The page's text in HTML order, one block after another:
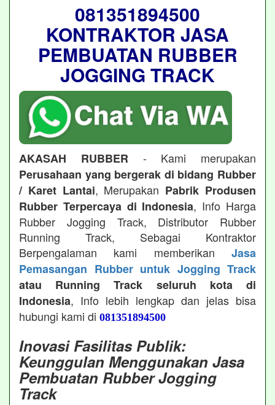
081351894500
KONTRAKTOR JASA
PEMBUATAN RUBBER
JOGGING TRACK
AKASAH RUBBER - Kami merupakan
Perusahaan yang bergerak di bidang Rubber
/ Karet Lantai, Merupakan Pabrik Produsen
Rubber Terpercaya di Indonesia, Info Harga
Rubber Jogging Track, Distributor Rubber
Running Track, Sebagai Kontraktor
Berpengalaman kami memberikan Jasa
Pemasangan Rubber untuk Jogging Track
atau Running Track seluruh kota di
Indonesia, Info lebih lengkap dan jelas bisa
hubungi kami di 081351894500
Inovasi Fasilitas Publik:
Keunggulan Menggunakan Jasa
Pembuatan Rubber Jogging
Track